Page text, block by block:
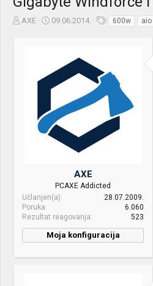
Z
AXE
D
p
o
e
t
a
09.06.2014.
e
600w aio
AXE
PCAXE Addicted
Učlanjen(a)
28.07.2009.
Poruka
6.060
Rezultat reagovanja
523
Moja konfiguracija